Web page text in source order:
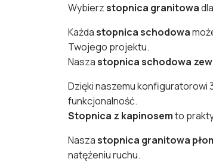
Wybierzstopnica granitowa
Każdastopnica schodowa
Twojego projektu.
Naszastopnica schodowa
Dzięki naszemu konfiguratorowi
funkcjonalność.
Stopnica z kapinosemto
Naszastopnica granitowa
natężeniu ruchu.